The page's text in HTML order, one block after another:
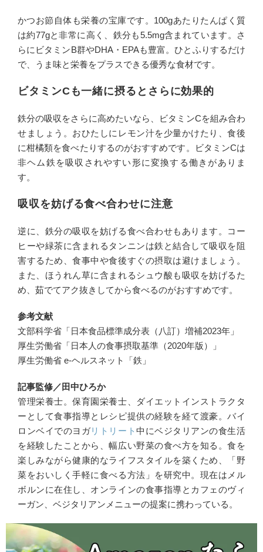
かつお節自体も栄養の宝庫です。100gあたりたんぱく質
は約77gと非常に高く、鉄分も5.5mg含まれています。さ
らにビタミンB群やDHA・EPAも豊富。ひとふりするだけ
で、うま味と栄養をプラスできる優秀な食材です。
ビタミンCも一緒に摂るとさらに効果的
鉄分の吸収をさらに高めたいなら、ビタミンCを組み合わ
せましょう。おひたしにレモン汁を少量かけたり、食後
に柑橘類を食べたりするのがおすすめです。ビタミンCは
非ヘム鉄を吸収されやすい形に変換する働きがありま
す。
吸収を妨げる食べ合わせに注意
逆に、鉄分の吸収を妨げる食べ合わせもあります。コー
ヒーや緑茶に含まれるタンニンは鉄と結合して吸収を阻
害するため、食事中や食後すぐの摂取は避けましょう。
また、ほうれん草に含まれるシュウ酸も吸収を妨げるた
め、茹でてアク抜きしてから食べるのがおすすめです。
参考文献
文部科学省「日本食品標準成分表（八訂）増補2023年」
厚生労働省「日本人の食事摂取基準（2020年版）」
厚生労働省 e-ヘルスネット「鉄」
記事監修／田中ひろか
管理栄養士。保育園栄養士、ダイエットインストラクタ
ーとして食事指導とレシピ提供の経験を経て渡豪。バイ
ロンベイでのヨガリトリート中にベジタリアンの食生活
を経験したことから、幅広い野菜の食べ方を知る。食を
楽しみながら健康的なライフスタイルを築くため、「野
菜をおいしく手軽に食べる方法」を研究中。現在はメル
ボルンに在住し、オンラインの食事指導とカフェのヴィ
ーガン、ベジタリアンメニューの提案に携わっている。